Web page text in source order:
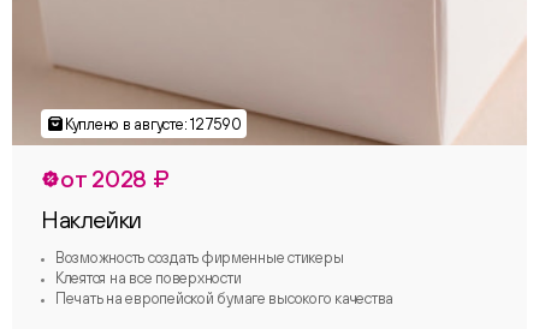
от 2028 ₽
Наклейки
Возможность создать фирменные стикеры
Клеятся на все поверхности
Печать на европейской бумаге высокого качества